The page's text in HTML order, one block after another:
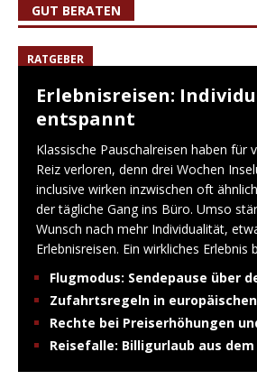
GUT BERATEN
RATGEBER
Erlebnisreisen:
entspannt
Klassische Pauschalreisen haben für
Reiz verloren, denn drei Wochen
inclusive wirken inzwischen oft
der tägliche Gang ins Büro. Umso
Wunsch nach mehr Individualität,
Erlebnisreisen. Ein wirkliches Erlebnis
Flugmodus: Sendepause über
Zufahrtsregeln in
Rechte bei Preiserhöhungen
Reisefalle: Billigurlaub aus